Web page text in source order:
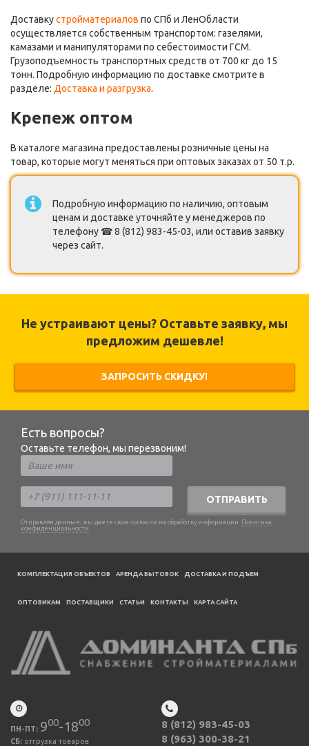
Доставкустройматериалов по СПб и ЛенОбласти
осуществляется собственным транспортом: газелями,
камазами и манипуляторами по себестоимости ГСМ.
Грузоподъемность транспортных средств от 700 кг до 15
тонн. Подробную информацию по доставке смотрите в
разделе: Доставка и разгрузка.
Крепеж оптом
В каталоге магазина предоставлены розничные цены на
товар, которые могут меняться при оптовых заказах от 50 т.р.
Подробную информацию по наличию, оптовым
ценам и доставке уточняйте у менеджеров по
телефону ☎ 8 (812) 983-45-03, или оставив заявку
через сайт.
Не устраивают цены? Оставьте заявку, мы
предложим дешевле!
ЗАПРОСИТЬ СКИДКУ!
Есть вопросы?
Оставьте телефон, мы перезвоним!
ОТПРАВИТЬ
Отправляя данные, вы даете свое согласие на обработку информации. Политика
конфиденциальности .
КОМПЛЕКТАЦИЯ ОБЪЕКТОВ АРЕНДА БЫТОВОК ДОСТАВКА И ПОДЪЕМ
ОПТОВИКАМ ПОСТАВЩИКИ CТАТЬИ КОНТАКТЫ КАРТА САЙТА
ПН-ПТ: 900-1800
СБ: отгрузка товаров
8 (812) 983-45-03
8 (963) 300-38-21